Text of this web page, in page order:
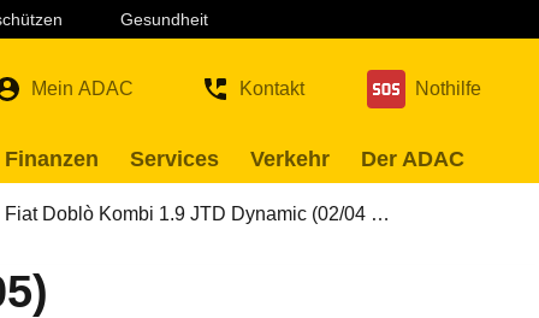
Gesundheit
Mein ADAC Kontakt Nothilfe
Services Verkehr Der ADAC
Fiat Doblò Kombi 1.9 JTD Dynamic (02/04 …